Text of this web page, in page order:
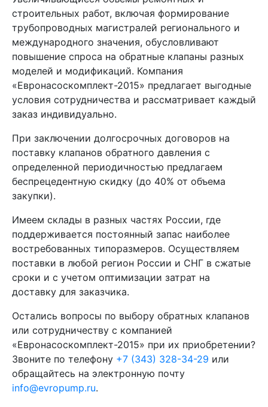
строительных работ, включая формирование
трубопроводных магистралей регионального и
международного значения, обусловливают
повышение спроса на обратные клапаны разных
моделей и модификаций. Компания
«Евронасоскомплект-2015» предлагает выгодные
условия сотрудничества и рассматривает каждый
заказ индивидуально.
При заключении долгосрочных договоров на
поставку клапанов обратного давления с
определенной периодичностью предлагаем
беспрецедентную скидку (до 40% от объема
закупки).
Имеем склады в разных частях России, где
поддерживается постоянный запас наиболее
востребованных типоразмеров. Осуществляем
поставки в любой регион России и СНГ в сжатые
сроки и с учетом оптимизации затрат на
доставку для заказчика.
Остались вопросы по выбору обратных клапанов
или сотрудничеству с компанией
«Евронасоскомплект-2015» при их приобретении?
Звоните по телефону +7 (343) 328-34-29 или
обращайтесь на электронную почту
info@evropump.ru.